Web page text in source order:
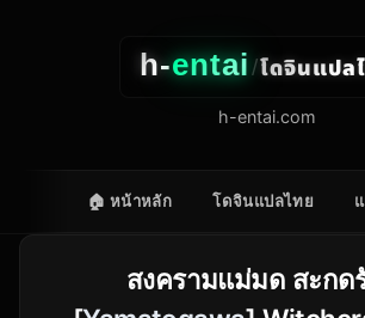
h-entai/โดจินแปล
h-entai.com
🏠 หน้าหลัก โดจินแปลไทย
สงครามแม่มด สะกด